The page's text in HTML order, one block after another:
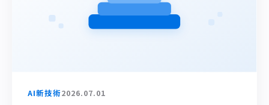
AI新技術2026.07.01